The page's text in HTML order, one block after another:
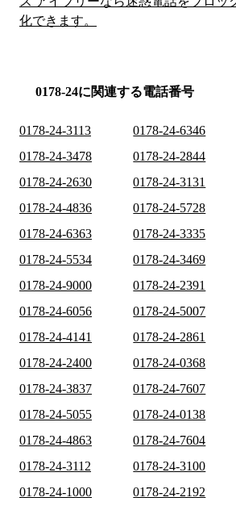
化できます。
0178-24に関連する電話番号
0178-24-3113 0178-24-6346
0178-24-3478
0178-24-2844
0178-24-2630
0178-24-3131
0178-24-4836
0178-24-5728
0178-24-6363
0178-24-3335
0178-24-5534
0178-24-3469
0178-24-9000
0178-24-2391
0178-24-6056
0178-24-5007
0178-24-4141
0178-24-2861
0178-24-2400
0178-24-0368
0178-24-3837
0178-24-7607
0178-24-5055
0178-24-0138
0178-24-4863
0178-24-7604
0178-24-3112
0178-24-3100
0178-24-1000
0178-24-2192